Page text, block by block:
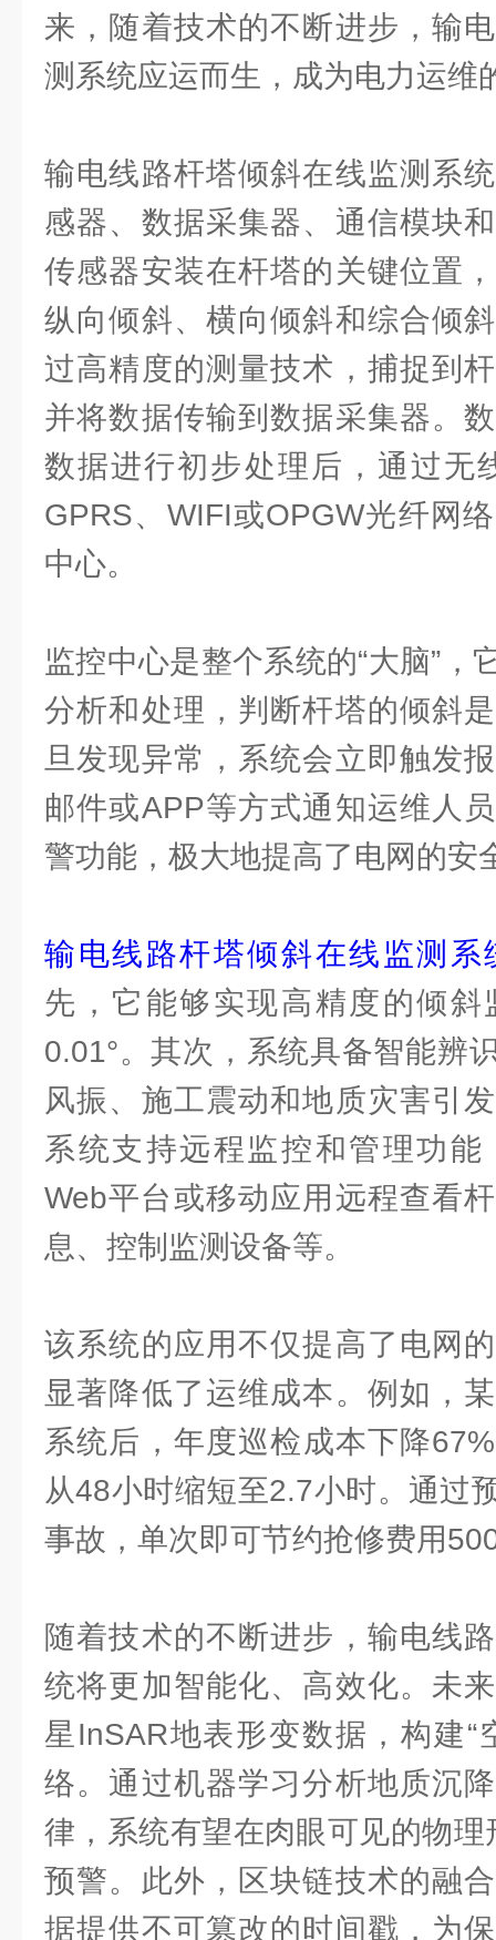
来，随着技术的不断进步，输
测系统应运而生，成为电力运维
输电线路杆塔倾斜在线监测系
感器、数据采集器、通信模块
传感器安装在杆塔的关键位置
纵向倾斜、横向倾斜和综合倾
过高精度的测量技术，捕捉到
并将数据传输到数据采集器。
数据进行初步处理后，通过无
GPRS、WIFI或OPGW光纤网
中心。
监控中心是整个系统的“大脑”，
分析和处理，判断杆塔的倾斜
旦发现异常，系统会立即触发
邮件或APP等方式通知运维人
警功能，极大地提高了电网的安
输电线路杆塔倾斜在线监测系
先，它能够实现高精度的倾
0.01°。其次，系统具备智能辨
风振、施工震动和地质灾害引
系统支持远程监控和管理功
Web平台或移动应用远程查看
息、控制监测设备等。
该系统的应用不仅提高了电网
显著降低了运维成本。例如，
系统后，年度巡检成本下降
从48小时缩短至2.7小时。通过
事故，单次即可节约抢修费用
随着技术的不断进步，输电线
统将更加智能化、高效化。未
星InSAR地表形变数据，构建“
络。通过机器学习分析地质沉
律，系统有望在肉眼可见的物
预警。此外，区块链技术的融
据提供不可篡改的时间戳，为